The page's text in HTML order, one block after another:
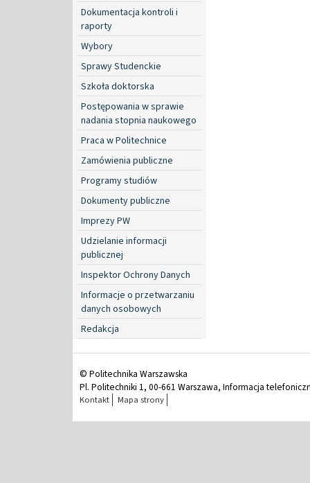
Dokumentacja kontroli i
raporty
Wybory
Sprawy Studenckie
Szkoła doktorska
Postępowania w sprawie
nadania stopnia naukowego
Praca w Politechnice
Zamówienia publiczne
Programy studiów
Dokumenty publiczne
Imprezy PW
Udzielanie informacji
publicznej
Inspektor Ochrony Danych
Informacje o przetwarzaniu
danych osobowych
Redakcja
© Politechnika Warszawska
Pl. Politechniki 1, 00-661 Warszawa, Informacja
Kontakt Mapa strony